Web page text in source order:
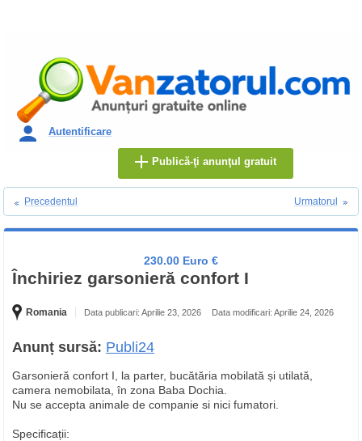
Autentificare
Publică-ţi anunţul gratuit
Precedentul Urmatorul
230.00 Euro €
Închiriez garsonieră confort I
Romania Data publicari: Aprilie 23, 2026 Data modificari: Aprilie 24, 2026
Anunț sursă: Publi24
Garsonieră confort I, la parter, bucătăria mobilată și utilată,
camera nemobilata, în zona Baba Dochia.
Nu se accepta animale de companie si nici fumatori.
Specificații: